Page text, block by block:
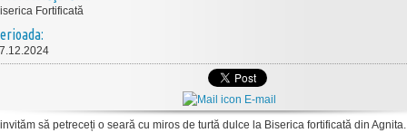
Fortificată
E-mail
să petreceți o seară cu miros de turtă dulce la Biserica fortificată din Agnita.